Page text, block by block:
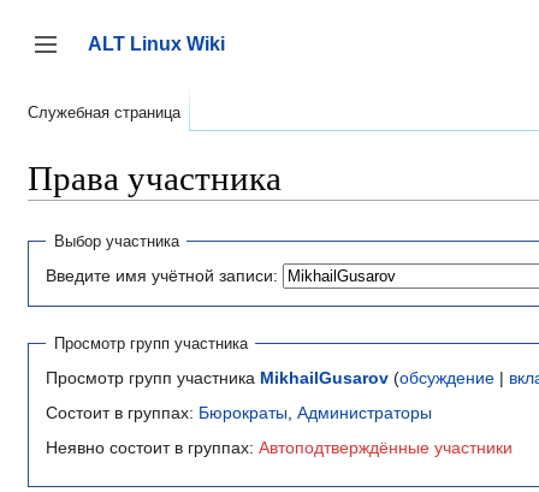
содержанию
Переключить боковую панель
ALT Linux Wiki
Служебная страница
Права участника
Выбор участника
Введите имя учётной записи:
Просмотр групп участника
Просмотр групп участника MikhailGusarov (обсуждение |
Состоит в группах: Бюрократы Администраторы
Неявно состоит в группах: Автоподтверждённые участники